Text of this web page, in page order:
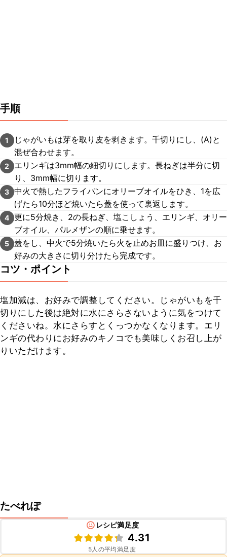
手順
1
じゃがいもは芽を取り皮を剥きます。千切りにし、(A)と
混ぜ合わせます。
2
エリンギは3mm幅の細切りにします。長ねぎは半分に切
り、3mm幅に切ります。
3 中火で熱したフライパンにオリーブオイルをひき、1を広
げたら10分ほど焼いたら蓋を使って裏返します。
4 更に5分焼き、2の長ねぎ、塩こしょう、エリンギ、オリー
ブオイル、パルメザンの順に乗せます。
5 蓋をし、中火で5分焼いたら火を止めお皿に盛りつけ、お
好みの大きさに切り分けたら完成です。
コツ・ポイント
塩加減は、お好みで調整してください。じゃがいもを千
切りにした後は絶対に水にさらさないように気をつけて
くださいね。水にさらすとくっつかなくなります。エリ
ンギの代わりにお好みのキノコでも美味しくお召し上が
りいただけます。
たべれぽ
レシピ満足度
4.31
5人の平均満足度